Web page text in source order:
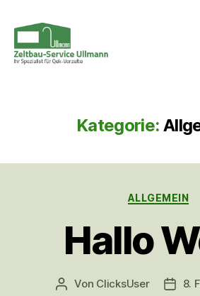
Kategorie:
ALLGEMEIN
Hallo
Beitragsautor
Von ClicksUser 8.